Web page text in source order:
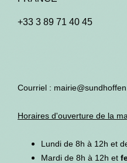
+33 3 89 71 40 45
Courriel :
Horaires d'ouverture de la
Lundi de 8h à 12h et
Mardi de 8h à 12h et